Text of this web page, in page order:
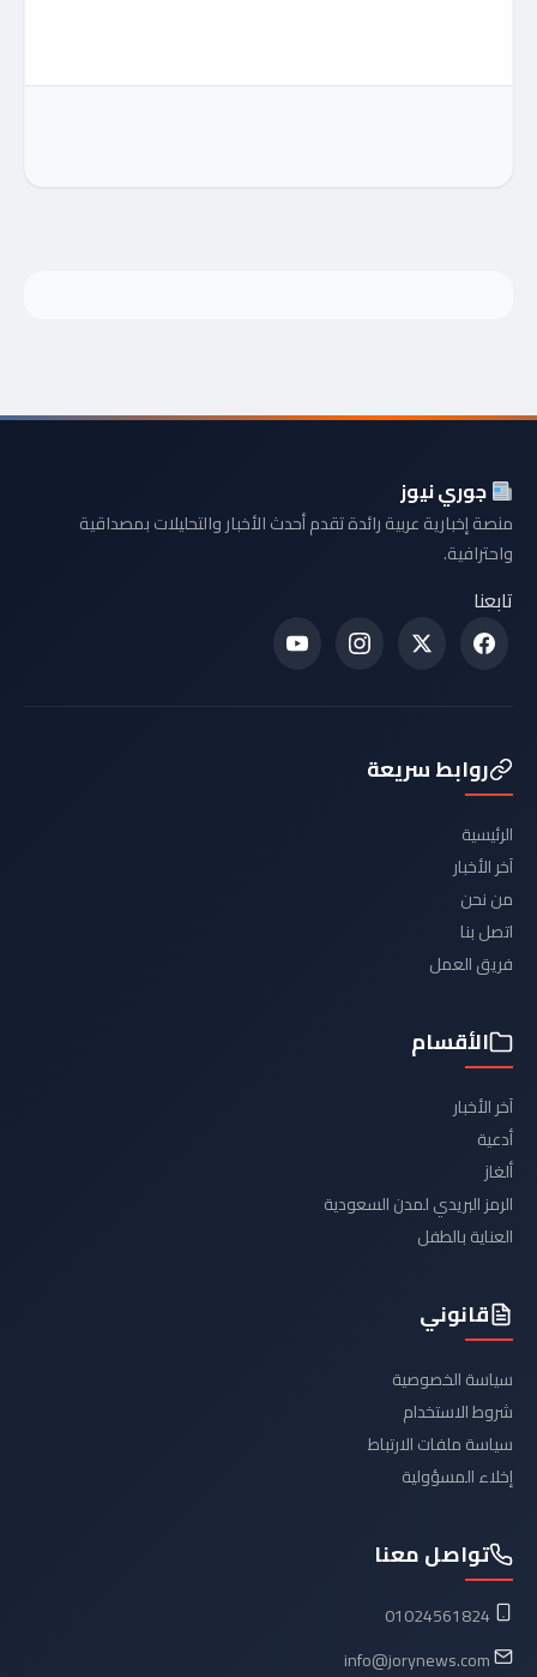
جوري نيوز
منصة إخبارية عربية رائدة تقدم أحدث الأخبار والتحليلات بمصداقية
واحترافية.
تابعنا
روابط سريعة
الرئيسية
آخر الأخبار
من نحن
اتصل بنا
فريق العمل
الأقسام
آخر الأخبار
أدعية
ألغاز
الرمز البريدي لمدن السعودية
العناية بالطفل
قانوني
سياسة الخصوصية
شروط الاستخدام
سياسة ملفات الارتباط
إخلاء المسؤولية
تواصل معنا
01024561824
info@jorynews.com